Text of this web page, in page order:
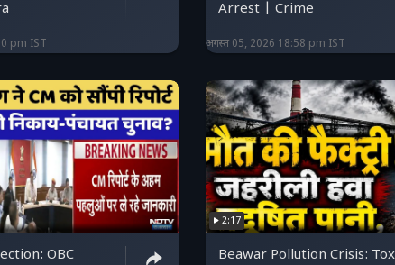
pm IST
Arrest | Crime
अगस्त 05, 2026 18:58 pm IST
OBC
2:17
Beawar Pollution Crisis: